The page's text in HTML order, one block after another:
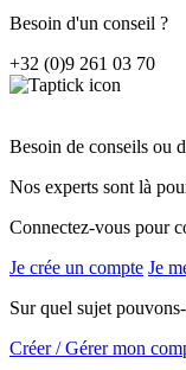
Besoin d'un conseil ?
+32 (0)9 261 03 70
Besoin de conseils ou
Nos experts sont là
Connectez-vous pour
Je crée un compte Je
Sur quel sujet
Créer / Gérer mon